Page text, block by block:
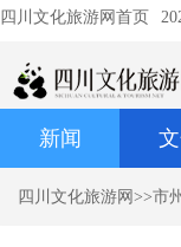
四川文化旅游网首页
新闻
四川文化旅游网 >>市州